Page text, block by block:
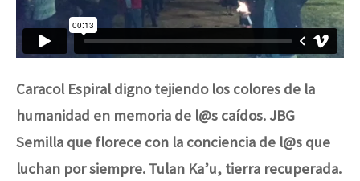
Caracol Espiral digno tejiendo los colores de la
humanidad en memoria de l@s caídos. JBG
Semilla que florece con la conciencia de l@s que
luchan por siempre. Tulan Ka’u, tierra recuperada.